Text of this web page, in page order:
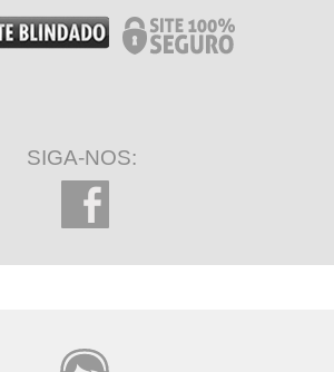
SIGA-NOS: